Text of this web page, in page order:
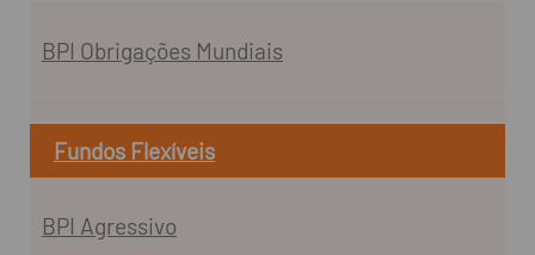
BPI Obrigações Mundiais
Fundos Flexíveis
BPI Agressivo